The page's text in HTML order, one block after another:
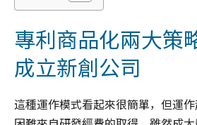
專利商品化兩大策
成立新創公司
這種運作模式看起來很簡單，但運